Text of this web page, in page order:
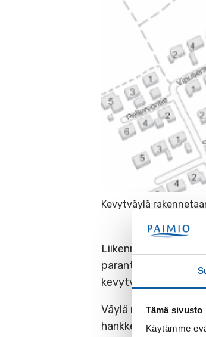
Tämä sivusto
Käytämme
Kevytväylä
Liikenne- ja
parantamiseen.
kevytväylän
Väylä rakennetaan
hankkeen arvioidaan